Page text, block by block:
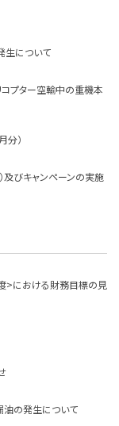
生について
プター空輸中の重機本
分）
及びキャンペーンの実施
>における財務目標の見
の発生について